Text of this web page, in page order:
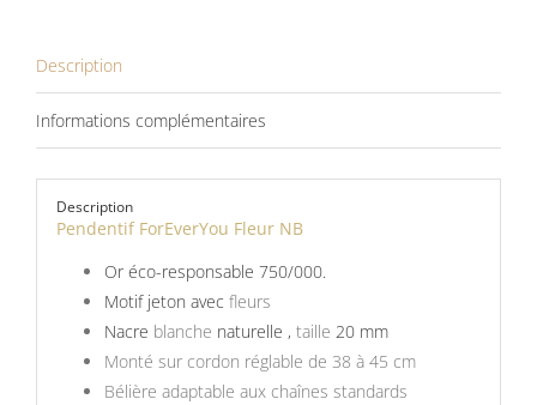
Description
Informations complémentaires
Description
Pendentif ForEverYou Fleur NB
Or éco-responsable 750/000.
Motif jeton avec fleurs
Nacre blanche naturelle , taille 20 mm
Monté sur cordon réglable de 38 à 45 cm
Bélière adaptable aux chaînes standards